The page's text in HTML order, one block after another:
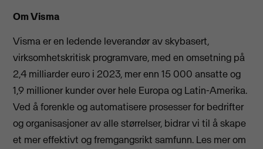
Om Visma
Visma er en ledende leverandør av skybasert,
virksomhetskritisk programvare, med en omsetning på
2,4 milliarder euro i 2023, mer enn 15 000 ansatte og
1,9 millioner kunder over hele Europa og Latin-Amerika.
Ved å forenkle og automatisere prosesser for bedrifter
og organisasjoner av alle størrelser, bidrar vi til å skape
et mer effektivt og fremgangsrikt samfunn. Les mer om